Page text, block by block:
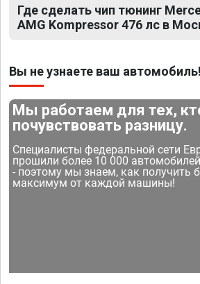
Где сделать чип тюнинг
AMG Kompressor 476 лс в
Вы не узнаете ваш автомобиль!
Мы работаем для тех,
почувствовать разницу.
Специалисты федеральной сети
прошили более 10 000
- поэтому мы знаем, как получить
максимум от каждой машины!